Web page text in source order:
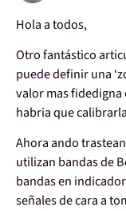
Hola a todos,
Otro fantástico
puede definir una
valor mas fidedigna
habria que
Ahora ando
utilizan bandas de
bandas en
señales de cara a